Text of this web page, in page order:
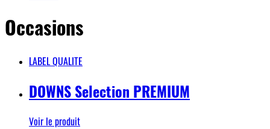
Occasions
LABEL QUALITE
DOWNS Selection PREMIUM
Voir le produit